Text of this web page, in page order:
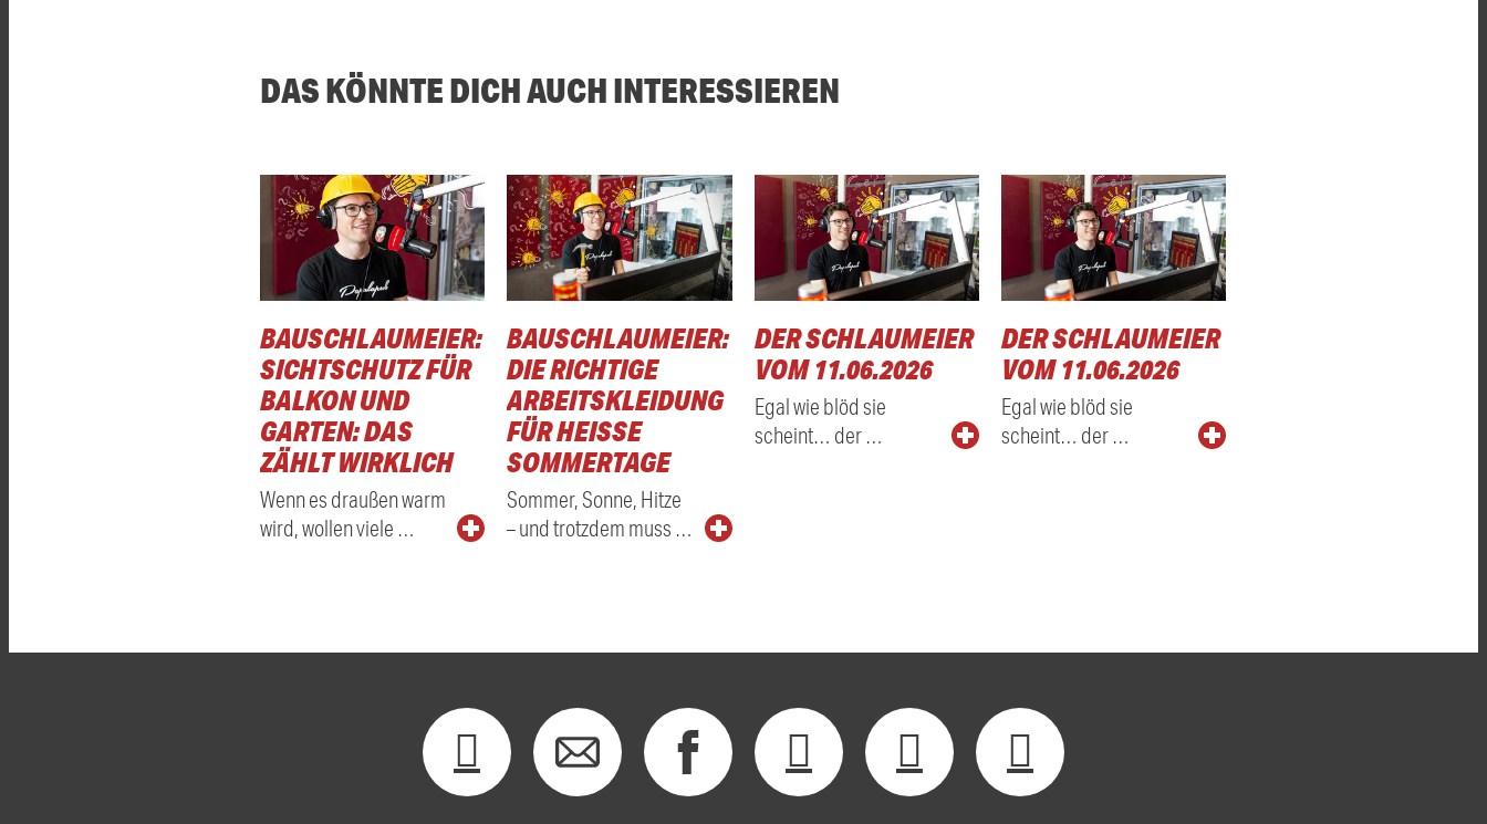
DAS KÖNNTE DICH AUCH INTERESSIEREN
BAUSCHLAUMEIER:
SICHTSCHUTZ FÜR
BALKON UND
GARTEN: DAS
ZÄHLT WIRKLICH
Wenn es draußen warm
wird, wollen viele …
BAUSCHLAUMEIER:
DIE RICHTIGE
ARBEITSKLEIDUNG
FÜR HEISSE S
OMMERTAGE
Sommer, Sonne, Hitze
– und trotzdem muss …
DER SCHLAUMEIER
VOM 11.06.2026
Egal wie blöd sie
scheint… der …
DER SCHLAUMEIER
VOM 11.06.2026
Egal wie blöd sie
scheint… der …